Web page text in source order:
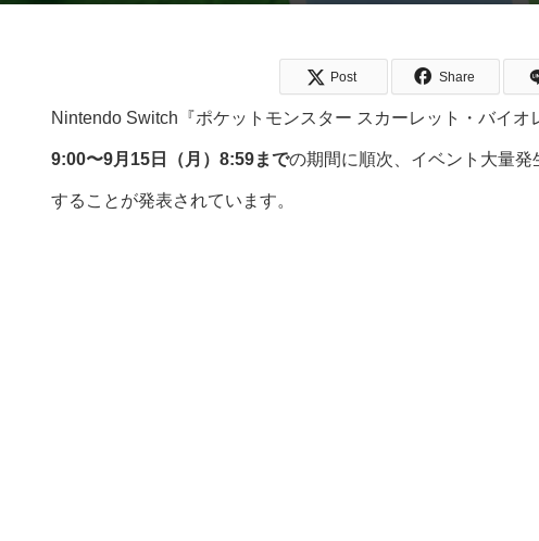
Post Share
Nintendo Switch『ポケットモンスター スカーレット・バイオ
9:00〜9月15日（月）8:59までの期間に順次、イベント大量
することが発表されています。